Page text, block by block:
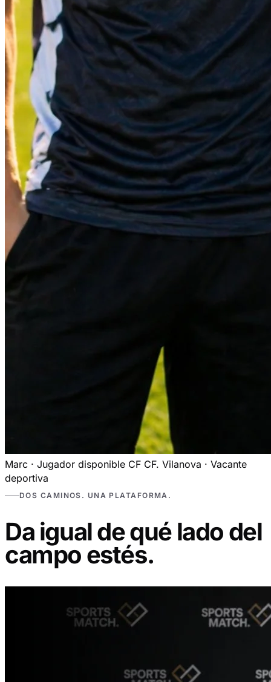
Marc · Jugador disponible CF CF. Vilanova · Vacante
deportiva
DOS CAMINOS. UNA PLATAFORMA.
Da igual de qué lado del
campo estés.